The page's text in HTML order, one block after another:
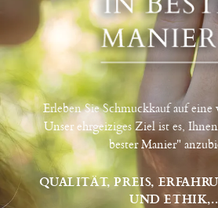
Erleben Sie Schmuckkauf auf
Unser ehrgeiziges Ziel ist es,
bester Manier"
QUALITÄT, PREIS,
UND